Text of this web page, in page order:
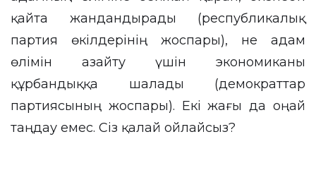
қайта жандандырады (республикалық
партия өкілдерінің жоспары), не адам
өлімін азайту үшін экономиканы
құрбандыққа шалады (демократтар
партиясының жоспары). Екі жағы да оңай
таңдау емес. Сіз қалай ойлайсыз?